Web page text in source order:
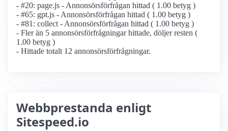
- #20: page.js - Annonsörs­förfrågan hittad ( 1.00 betyg )
- #65: gpt.js - Annonsörs­förfrågan hittad ( 1.00 betyg )
- #81: collect - Annonsörs­förfrågan hittad ( 1.00 betyg )
- Fler än 5 annonsörs­förfrågningar hittade, döljer resten (
1.00 betyg )
- Hittade totalt 12 annonsörs­förfrågningar.
Webbprestanda enligt
Sitespeed.io